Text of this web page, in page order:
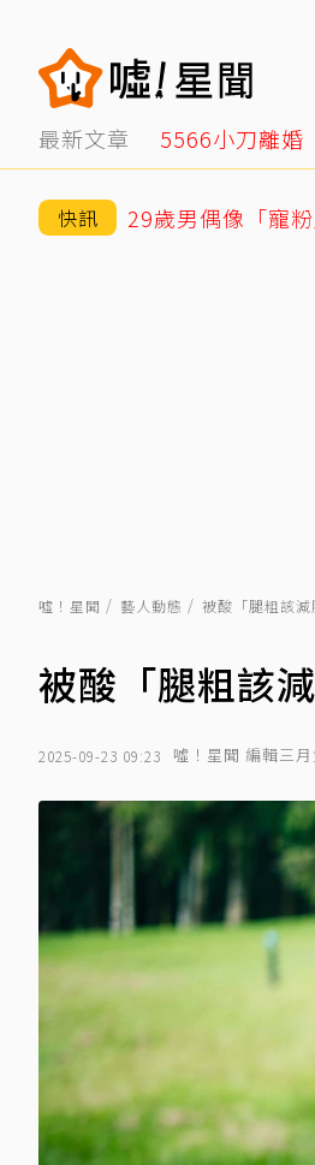
最新文章 5566小刀離婚
快訊 29歲男偶像「寵
噓！星聞 藝人動態 被酸「腿粗該
被酸「腿粗該
2025-09-23 09:23 噓！星聞 編輯三